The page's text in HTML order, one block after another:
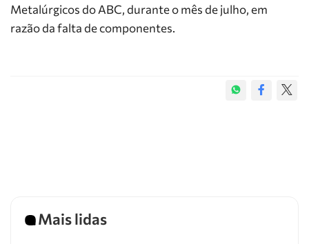
Metalúrgicos do ABC, durante o mês de julho, em
razão da falta de componentes.
Mais lidas